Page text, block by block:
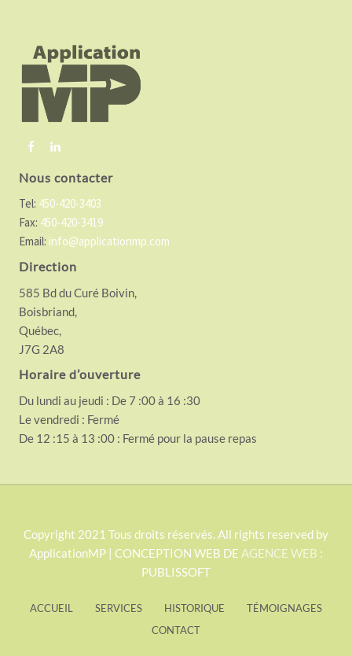
Nous contacter
Tel: 450-420-3403
Fax: 450-420-3419
Email: info@applicationmp.com
Direction
585 Bd du Curé Boivin,
Boisbriand,
Québec,
J7G 2A8
Horaire d’ouverture
Du lundi au jeudi : De 7 :00 à 16 :30
Le vendredi : Fermé
De 12 :15 à 13 :00 : Fermé pour la pause repas
S
Copyright 2021 Tous droits réservés. All rights reserved by
ApplicationMP | CONCEPTION WEB DE AGENCE WEB :
PUBLISSOFT
ACCUEIL SERVICES HISTORIQUE
TÉMOIGNAGES
CONTACT